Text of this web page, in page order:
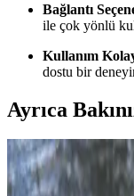
Bağlantı
ile çok yönlü
Kullanım
dostu bir
Ayrıca
TPA3110
Tasarımı ve